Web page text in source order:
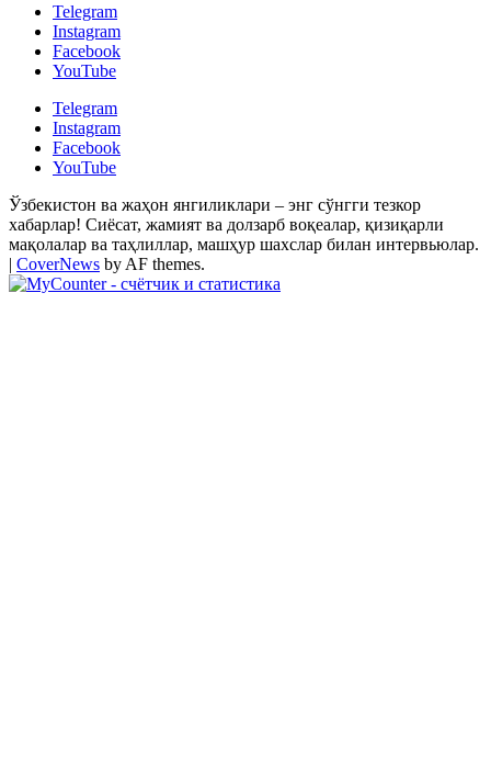
Telegram
Instagram
Facebook
YouTube
Telegram
Instagram
Facebook
YouTube
Ўзбекистон ва жаҳон янгиликлари – энг сўнгги тезкор
хабарлар! Сиёсат, жамият ва долзарб воқеалар, қизиқарли
мақолалар ва таҳлиллар, машҳур шахслар билан интервьюлар.
| CoverNews by AF themes.